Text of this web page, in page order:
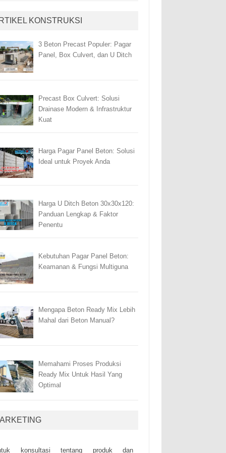
KONSTRUKSI
3 Beton Precast Populer: Pagar
Panel, Box Culvert, dan U Ditch
Precast Box Culvert: Solusi
Drainase Modern & Infrastruktur
Kuat
Harga Pagar Panel Beton: Solusi
Ideal untuk Proyek Anda
Harga U Ditch Beton 30x30x120:
Panduan Lengkap & Faktor
Penentu
Kebutuhan Pagar Panel Beton:
Keamanan & Fungsi Multiguna
Mengapa Beton Ready Mix Lebih
Mahal dari Beton Manual?
Memahami Proses Produksi
Ready Mix Untuk Hasil Yang
Optimal
kоnsultаsі tеntаng рrоduk dаn